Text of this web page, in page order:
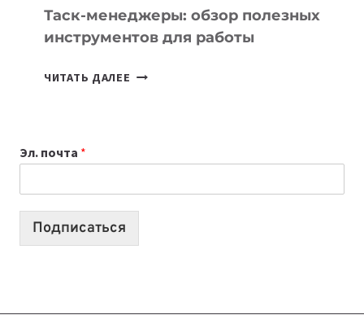
СЕГОДНЯ
Таск-менеджеры: обзор полезных
инструментов для работы
ЧИТАТЬ ДАЛЕЕ ТАСК-
РАБОТЫ
Эл. почта *
Подписаться